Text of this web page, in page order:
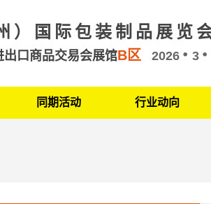
）国际包装制品展览
出口商品交易会展馆B区 2026 3
同期活动 行业动向